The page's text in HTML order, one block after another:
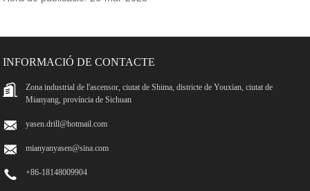
INFORMACIÓ DE CONTACTE
Zona industrial de l'ascensor, ciutat de Shima, districte de Youxian, ciutat de
Mianyang, província de Sichuan
yasen.drill@hotmail.com
mianyanyasen@sina.com
+86-18148009904